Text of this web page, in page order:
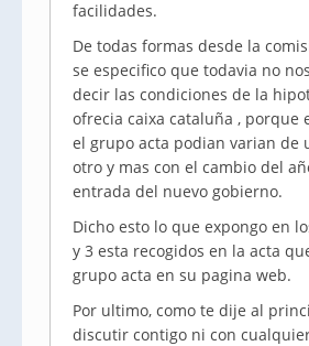
facilidades.
De todas formas desde la
se especifico que todavia no
decir las condiciones de la
ofrecia caixa cataluña , porque
el grupo acta podian varian de
otro y mas con el cambio del
entrada del nuevo gobierno.
Dicho esto lo que expongo en
y 3 esta recogidos en la acta
grupo acta en su pagina web.
Por ultimo, como te dije al
discutir contigo ni con